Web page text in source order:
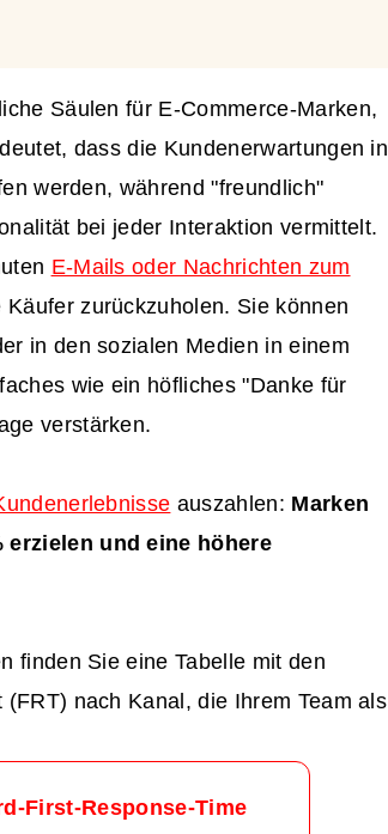
Säulen für E-Commerce-Marken,
dass die Kundenerwartungen in
werden, während "freundlich"
bei jeder Interaktion vermittelt.
E-Mails oder Nachrichten zum
Käufer zurückzuholen. Sie können
in den sozialen Medien in einem
wie ein höfliches "Danke für
verstärken.
auszahlen: Marken
erzielen und eine höhere
finden Sie eine Tabelle mit den
nach Kanal, die Ihrem Team als
First-Response-Time